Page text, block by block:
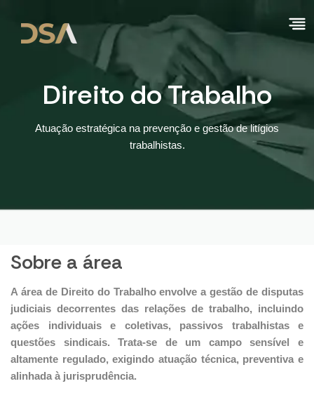
Direito do Trabalho
Atuação estratégica na prevenção e gestão de litígios
trabalhistas.
Sobre a área
A área de Direito do Trabalho envolve a gestão de disputas
judiciais decorrentes das relações de trabalho, incluindo
ações individuais e coletivas, passivos trabalhistas e
questões sindicais. Trata-se de um campo sensível e
altamente regulado, exigindo atuação técnica, preventiva e
alinhada à jurisprudência.